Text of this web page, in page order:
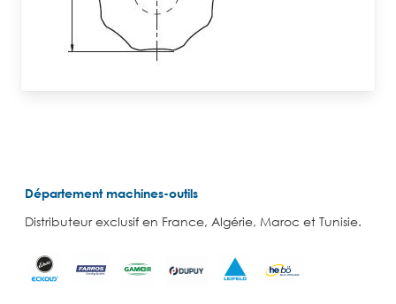
Département machines-outils
Distributeur exclusif en France, Algérie, Maroc et Tunisie.